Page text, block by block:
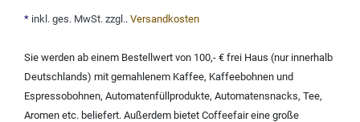
* inkl. ges. MwSt. zzgl.. Versandkosten
Sie werden ab einem Bestellwert von 100,- € frei Haus (nur innerhalb
Deutschlands) mit gemahlenem Kaffee, Kaffeebohnen und
Espressobohnen, Automatenfüllprodukte, Automatensnacks, Tee,
Aromen etc. beliefert. Außerdem bietet Coffeefair eine große